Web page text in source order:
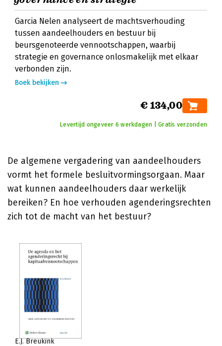
Garcia Nelen analyseert de machtsverhouding
tussen aandeelhouders en bestuur bij
beursgenoteerde vennootschappen, waarbij
strategie en governance onlosmakelijk met elkaar
verbonden zijn.
Boek bekijken
€ 134,00
Levertijd ongeveer 6 werkdagen | Gratis verzonden
De algemene vergadering van aandeelhouders
vormt het formele besluitvormingsorgaan. Maar
wat kunnen aandeelhouders daar werkelijk
bereiken? En hoe verhouden agenderingsrechten
zich tot de macht van het bestuur?
E.J. Breukink